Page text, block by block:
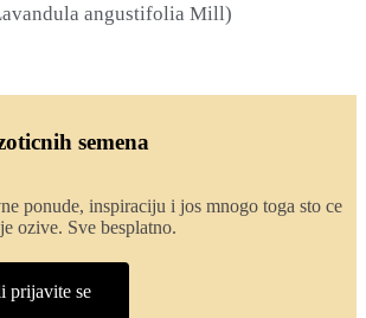
QUICK VIEW
angustifolia Mill)
semena
ponude, inspiraciju i jos mnogo toga sto ce
ozive. Sve besplatno.
prijavite se